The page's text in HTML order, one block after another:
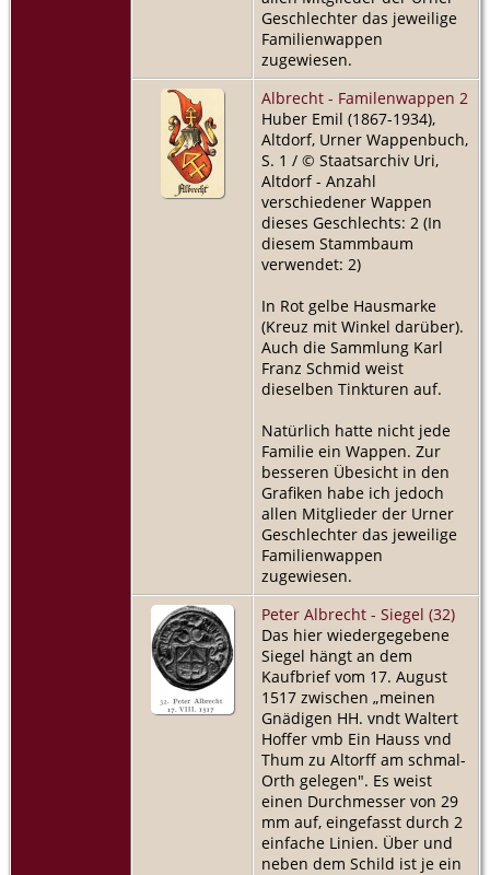
Geschlechter das jeweilige
Familienwappen
zugewiesen.
Albrecht - Familenwappen 2
Huber Emil (1867-1934),
Altdorf, Urner Wappenbuch,
S. 1 / © Staatsarchiv Uri,
Altdorf - Anzahl
verschiedener Wappen
dieses Geschlechts: 2 (In
diesem Stammbaum
verwendet: 2)
In Rot gelbe Hausmarke
(Kreuz mit Winkel darüber).
Auch die Sammlung Karl
Franz Schmid weist
dieselben Tinkturen auf.
Natürlich hatte nicht jede
Familie ein Wappen. Zur
besseren Übesicht in den
Grafiken habe ich jedoch
allen Mitglieder der Urner
Geschlechter das jeweilige
Familienwappen
zugewiesen.
Peter Albrecht - Siegel (32)
Das hier wiedergegebene
Siegel hängt an dem
Kaufbrief vom 17. August
1517 zwischen „meinen
Gnädigen HH. vndt Waltert
Hoffer vmb Ein Hauss vnd
Thum zu Altorff am schmal-
Orth gelegen". Es weist
einen Durchmesser von 29
mm auf, eingefasst durch 2
einfache Linien. Über und
neben dem Schild ist je ein